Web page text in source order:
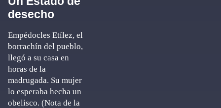
desecho
Empédocles Etílez, el
borrachín del pueblo,
llegó a su casa en
horas de la
madrugada. Su mujer
lo esperaba hecha un
obelisco. (Nota de la